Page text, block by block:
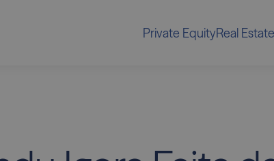
Private EquityReal Estate